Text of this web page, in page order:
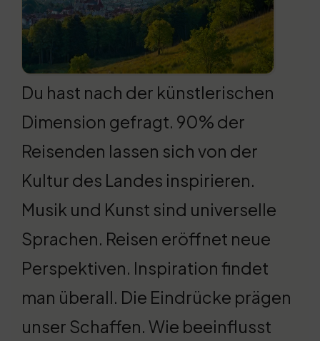
Du hast nach der künstlerischen
Dimension gefragt. 90% der
Reisenden lassen sich von der
Kultur des Landes inspirieren.
Musik und Kunst sind universelle
Sprachen. Reisen eröffnet neue
Perspektiven. Inspiration findet
man überall. Die Eindrücke prägen
unser Schaffen. Wie beeinflusst